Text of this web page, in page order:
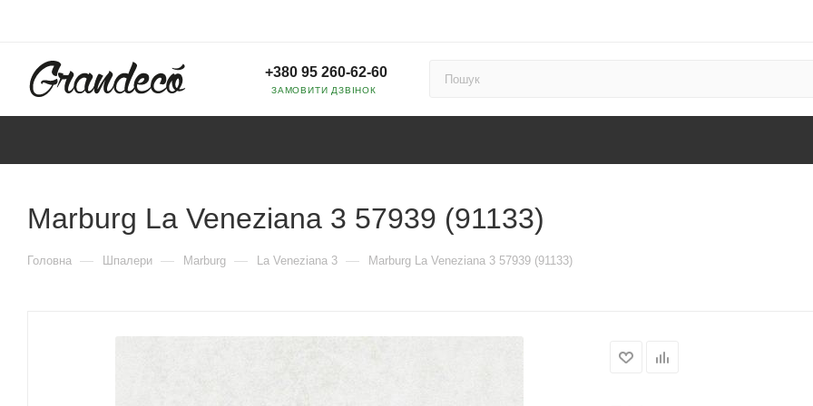
+380 95 260-62-60
ЗАМОВИТИ ДЗВІНОК
Marburg La Veneziana 3 57939 (91133)
Головна — Шпалери — Marburg — La Veneziana 3 — Marburg La Veneziana 3 57939 (91133)